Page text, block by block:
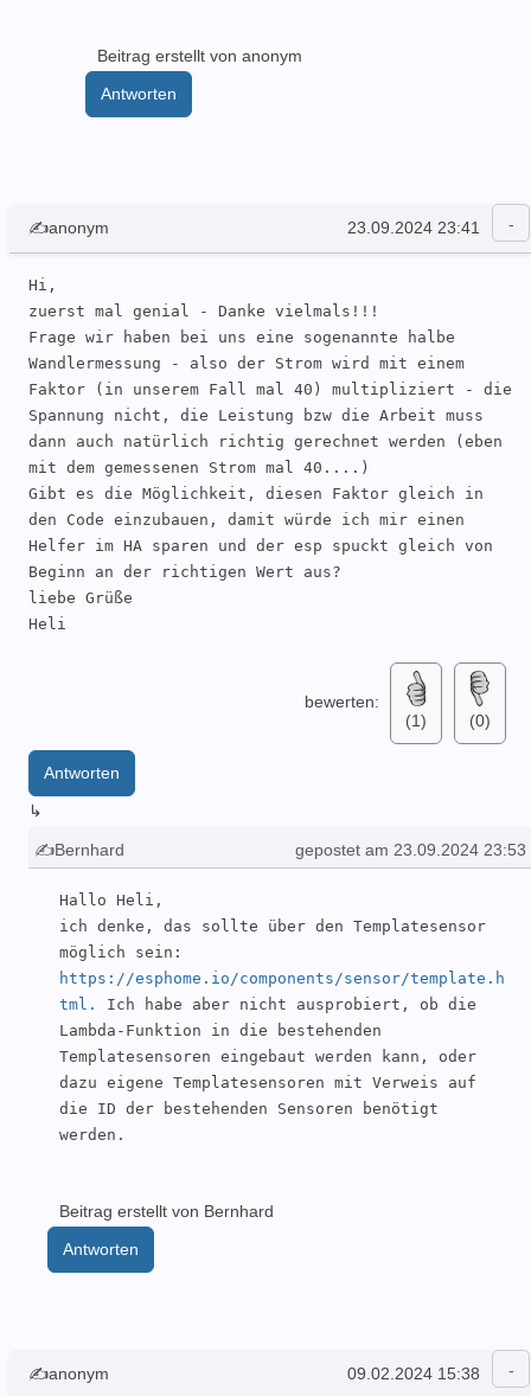
Beitrag erstellt von anonym
Antworten
✍anonym 23.09.2024 23:41
Hi,
zuerst mal genial - Danke vielmals!!!
Frage wir haben bei uns eine sogenannte halbe
Wandlermessung - also der Strom wird mit einem
Faktor (in unserem Fall mal 40) multipliziert - die
Spannung nicht, die Leistung bzw die Arbeit muss
dann auch natürlich richtig gerechnet werden (eben
mit dem gemessenen Strom mal 40....)
Gibt es die Möglichkeit, diesen Faktor gleich in
den Code einzubauen, damit würde ich mir einen
Helfer im HA sparen und der esp spuckt gleich von
Beginn an der richtigen Wert aus?
liebe Grüße
Heli
bewerten:
(1)
(0)
Antworten
↳
✍Bernhard gepostet am 23.09.2024 23:53
Hallo Heli,
ich denke, das sollte über den Templatesensor
https://esphome.io/components/sensor/template.h
tml.
Ich habe aber nicht ausprobiert, ob die
Lambda-Funktion in die bestehenden
Templatesensoren eingebaut werden kann, oder
dazu eigene Templatesensoren mit Verweis auf
die ID der bestehenden Sensoren benötigt
werden.
Beitrag erstellt von Bernhard
Antworten
✍anonym 09.02.2024 15:38